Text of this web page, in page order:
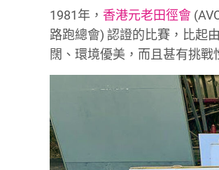
1981年， 香港元老田徑會
路跑總會) 認證的比賽，比起
闊、環境優美，而且甚有挑戰